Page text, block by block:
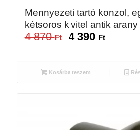
Mennyezeti tartó konzol,
kétsoros kivitel antik
4 870Ft
Original
4
4 390 FtCurrent
Kosárba teszem